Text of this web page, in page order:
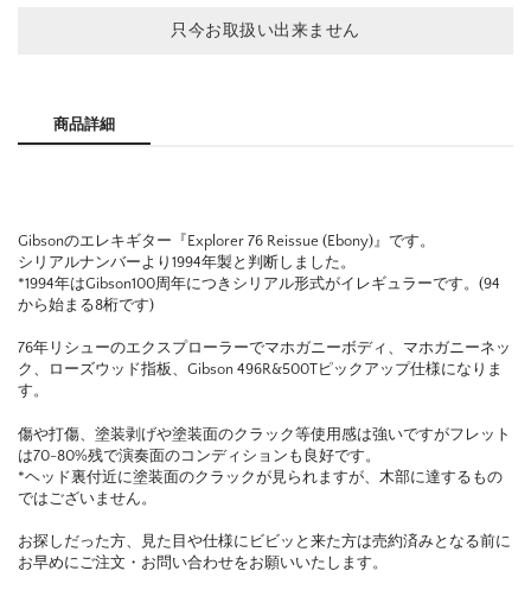
只今お取扱い出来ません
商品詳細
Gibsonのエレキギター『Explorer 76 Reissue (Ebony)』です。
シリアルナンバーより1994年製と判断しました。
*1994年はGibson100周年につきシリアル形式がイレギュラーです。(94
から始まる8桁です)
76年リシューのエクスプローラーでマホガニーボディ、マホガニーネッ
ク、ローズウッド指板、Gibson 496R&500Tピックアップ仕様になりま
す。
傷や打傷、塗装剥げや塗装面のクラック等使用感は強いですがフレット
は70-80%残で演奏面のコンディションも良好です。
*ヘッド裏付近に塗装面のクラックが見られますが、木部に達するもの
ではございません。
お探しだった方、見た目や仕様にビビッと来た方は売約済みとなる前に
お早めにご注文・お問い合わせをお願いいたします。